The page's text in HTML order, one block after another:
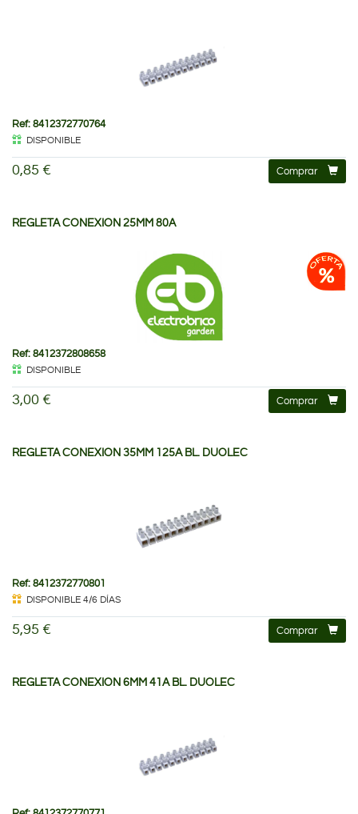
Ref: 8412372770764
DISPONIBLE
0,85 € Comprar
REGLETA CONEXION 25MM 80A
Ref: 8412372808658
DISPONIBLE
3,00 € Comprar
REGLETA CONEXION 35MM 125A BL. DUOLEC
Ref: 8412372770801
DISPONIBLE 4/6 DÍAS
5,95 € Comprar
REGLETA CONEXION 6MM 41A BL. DUOLEC